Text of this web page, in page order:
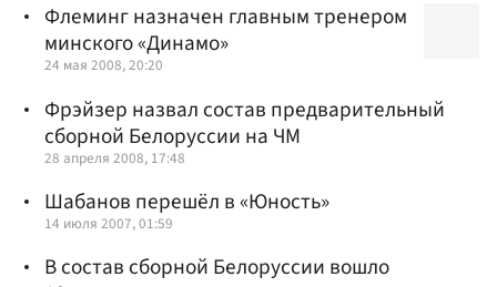
Флеминг назначен главным тренером
минского «Динамо»
24 мая 2008, 20:20
Фрэйзер назвал состав предварительный
сборной Белоруссии на ЧМ
28 апреля 2008, 17:48
Шабанов перешёл в «Юность»
14 июля 2007, 01:59
В состав сборной Белоруссии вошло